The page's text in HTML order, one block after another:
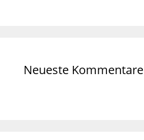
Neueste Kommentare